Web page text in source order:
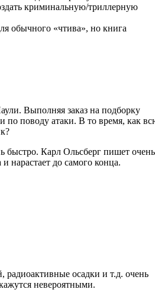
криминальную/триллерную
обычного «чтива», но книга
Выполняя заказ на подборку
по поводу атаки. В то время, как
быстро. Карл Ольсберг пишет очень
нарастает до самого конца.
радиоактивные осадки и т.д. очень
невероятными.